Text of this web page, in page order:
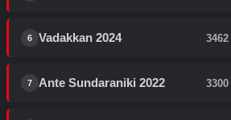
6 Vadakkan 2024 3462
7 Ante Sundaraniki 2022 3300